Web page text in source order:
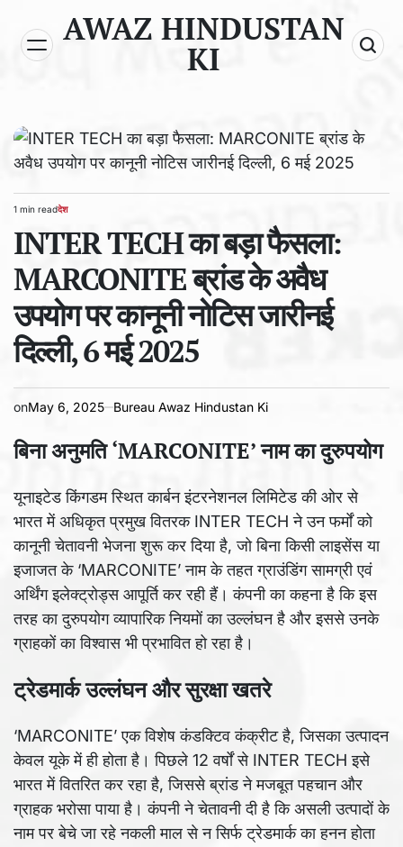
content
AWAZ HINDUSTAN
KI
Estimated
time
1 min readPOSTED
देश
INTER TECH का बड़ा फैसला:
MARCONITE ब्रांड के अवैध
उपयोग पर कानूनी नोटिस जारीनई
दिल्ली, 6 मई 2025
onMay 6, 2025 Bureau Awaz Hindustan Ki
बिना अनुमति ‘MARCONITE’ नाम का दुरुपयोग
यूनाइटेड किंगडम स्थित कार्बन इंटरनेशनल लिमिटेड की ओर से
भारत में अधिकृत प्रमुख वितरक INTER TECH ने उन फर्मों को
कानूनी चेतावनी भेजना शुरू कर दिया है, जो बिना किसी लाइसेंस या
इजाजत के ‘MARCONITE’ नाम के तहत ग्राउंडिंग सामग्री एवं
अर्थिंग इलेक्ट्रोड्स आपूर्ति कर रही हैं। कंपनी का कहना है कि इस
तरह का दुरुपयोग व्यापारिक नियमों का उल्लंघन है और इससे उनके
ग्राहकों का विश्वास भी प्रभावित हो रहा है।
ट्रेडमार्क उल्लंघन और सुरक्षा खतरे
‘MARCONITE’ एक विशेष कंडक्टिव कंक्रीट है, जिसका उत्पादन
केवल यूके में ही होता है। पिछले 12 वर्षों से INTER TECH इसे
भारत में वितरित कर रहा है, जिससे ब्रांड ने मजबूत पहचान और
ग्राहक भरोसा पाया है। कंपनी ने चेतावनी दी है कि असली उत्पादों के
नाम पर बेचे जा रहे नकली माल से न सिर्फ ट्रेडमार्क का हनन होता